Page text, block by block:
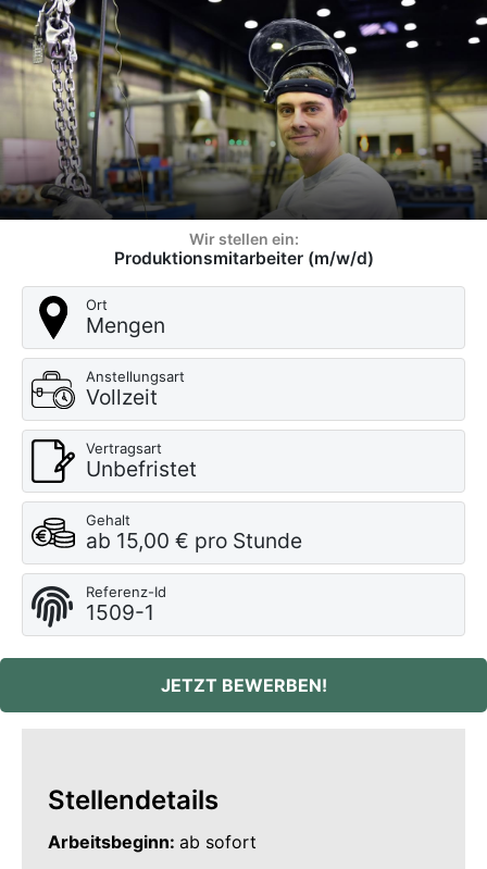
Wir stellen ein:
Produktionsmitarbeiter (m/w/d)
Ort
Mengen
Anstellungsart
Vollzeit
Vertragsart
Unbefristet
Gehalt
ab 15,00 € pro Stunde
Referenz-Id
1509-1
JETZT BEWERBEN!
Stellendetails
Arbeitsbeginn: ab sofort